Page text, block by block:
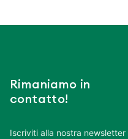
Rimaniamo in
contatto!
Iscriviti alla nostra newsletter